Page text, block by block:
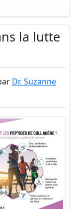
la lutte
Dr. Suzanne